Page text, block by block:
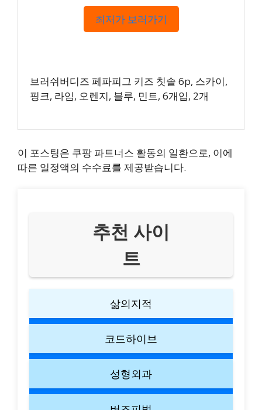
최저가 보러가기
브러쉬버디즈 페파피그 키즈 칫솔 6p, 스카이,
핑크, 라임, 오렌지, 블루, 민트, 6개입, 2개
이 포스팅은 쿠팡 파트너스 활동의 일환으로, 이에
따른 일정액의 수수료를 제공받습니다.
추천 사이
트
삶의지적
코드하이브
성형외과